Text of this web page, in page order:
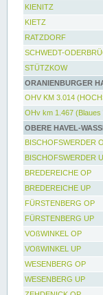
KIENITZ
KIETZ
RATZDORF
SCHWEDT-
STÜTZKOW
ORANIENBURGER
OHV KM 3.014
OHv km 1.467 (Blaues
OBERE HAVEL-
BISCHOFSWERDER
BISCHOFSWERDER
BREDEREICHE OP
BREDEREICHE UP
FÜRSTENBERG OP
FÜRSTENBERG UP
VOßWINKEL OP
VOßWINKEL UP
WESENBERG OP
WESENBERG UP